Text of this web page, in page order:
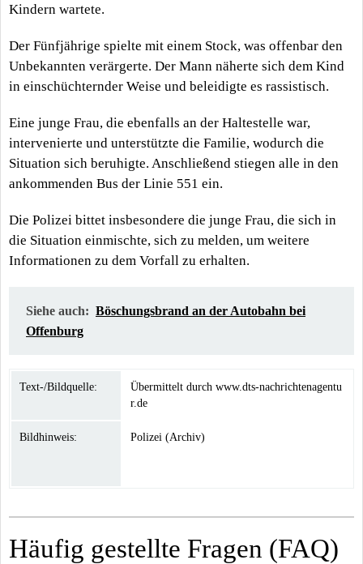
Kindern wartete.
Der Fünfjährige spielte mit einem Stock, was offenbar den
Unbekannten verärgerte. Der Mann näherte sich dem Kind
in einschüchternder Weise und beleidigte es rassistisch.
Eine junge Frau, die ebenfalls an der Haltestelle war,
intervenierte und unterstützte die Familie, wodurch die
Situation sich beruhigte. Anschließend stiegen alle in den
ankommenden Bus der Linie 551 ein.
Die Polizei bittet insbesondere die junge Frau, die sich in
die Situation einmischte, sich zu melden, um weitere
Informationen zu dem Vorfall zu erhalten.
Siehe auch: Böschungsbrand an der Autobahn bei
Offenburg
Text-/Bildquelle:
Übermittelt durch www.dts-nachrichtenagentu
r.de
Bildhinweis: Polizei (Archiv)
Häufig gestellte Fragen (FAQ)